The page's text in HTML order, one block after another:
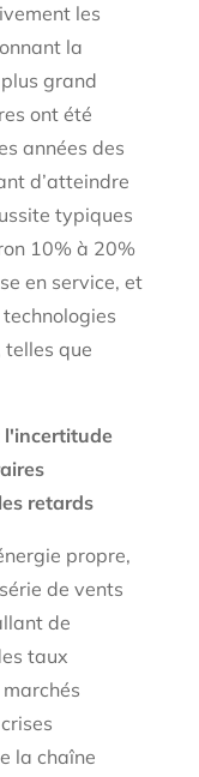
les
la
grand
ont été
années des
d’atteindre
typiques
10% à 20%
en service, et
que
l'incertitude
retards
propre,
de vents
de
taux
la chaîne